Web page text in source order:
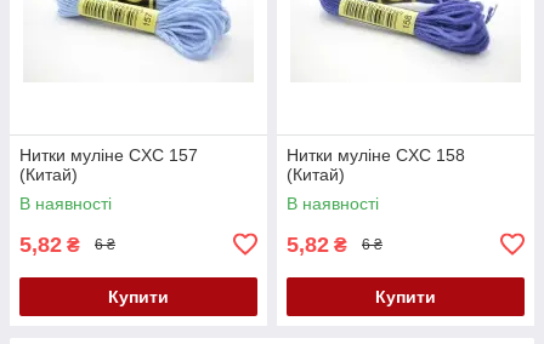
Нитки муліне CXC 157
(Китай)
В наявності
5,82 ₴ 6 ₴
Купити
Нитки муліне CXC 158
(Китай)
В наявності
5,82 ₴ 6 ₴
Купити